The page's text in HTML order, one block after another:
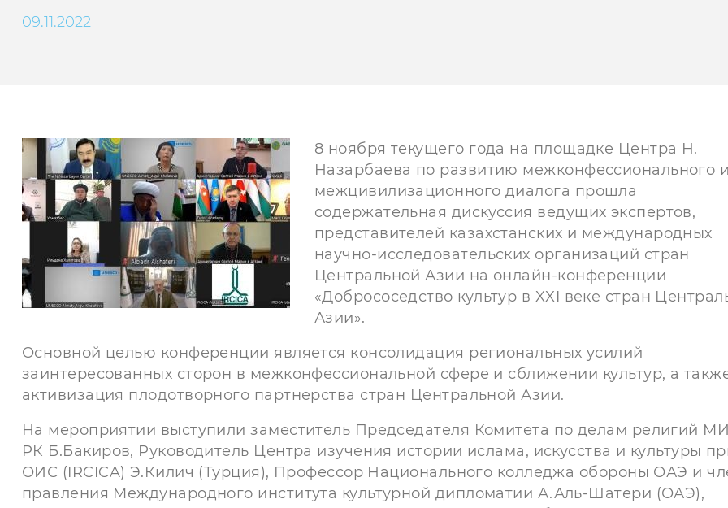
09.11.2022
8 ноября текущего года на площадке Центра Н.
Назарбаева по развитию межконфессионального и
межцивилизационного диалога прошла
содержательная дискуссия ведущих экспертов,
представителей казахстанских и международных
научно-исследовательских организаций стран
Центральной Азии на онлайн-конференции
«Добрососедство культур в XXI веке стран
Азии».
Основной целью конференции является консолидация региональных усилий
заинтересованных сторон в межконфессиональной сфере и сближении культур, а
активизация плодотворного партнерства стран Центральной Азии.
На мероприятии выступили заместитель Председателя Комитета по делам религий
РК Б.Бакиров, Руководитель Центра изучения истории ислама, искусства и культуры
ОИС (IRCICA) Э.Килич (Турция), Профессор Национального колледжа обороны ОАЭ и
правления Международного института культурной дипломатии А.Аль-Шатери (ОАЭ),